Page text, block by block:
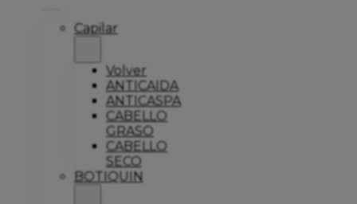
Capilar
Volver
ANTICAIDA
ANTICASPA
CABELLO
GRASO
CABELLO
SECO
BOTIQUIN